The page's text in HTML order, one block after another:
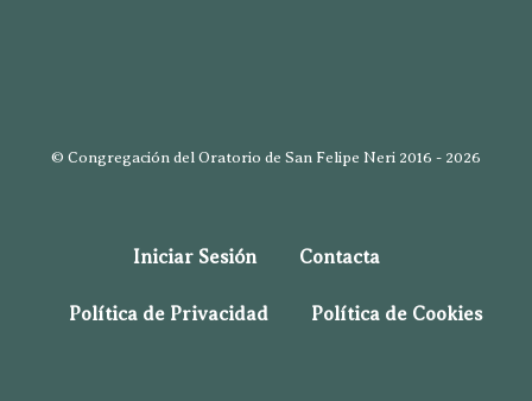
© Congregación del Oratorio de San Felipe Neri 2016 - 2026
Iniciar Sesión Contacta
Política de Privacidad Política de Cookies